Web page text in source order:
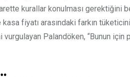
kurallar konulması gerektiğini
fiyatı arasındaki farkın
Palandöken, “Bunun